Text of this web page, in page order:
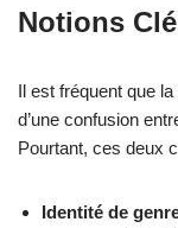
Notions
Il est fréquent que
d’une confusion
Pourtant, ces deux
Identité de